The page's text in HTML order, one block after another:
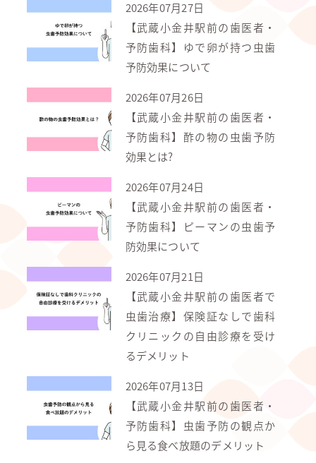
2026年07月27日
【武蔵小金井駅前の歯医者・
予防歯科】ゆで卵が持つ虫歯
予防効果について
2026年07月26日
【武蔵小金井駅前の歯医者・
予防歯科】酢の物の虫歯予防
効果とは?
2026年07月24日
【武蔵小金井駅前の歯医者・
予防歯科】ピーマンの虫歯予
防効果について
2026年07月21日
【武蔵小金井駅前の歯医者で
虫歯治療】保険証なしで歯科
クリニックの自由診療を受け
るデメリット
2026年07月13日
【武蔵小金井駅前の歯医者・
予防歯科】虫歯予防の観点か
ら見る食べ放題のデメリット